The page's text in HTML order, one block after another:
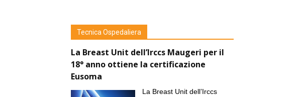
Tecnica Ospedaliera
La Breast Unit dell’Irccs Maugeri per il
18° anno ottiene la certificazione
Eusoma
La Breast Unit dell’Irccs